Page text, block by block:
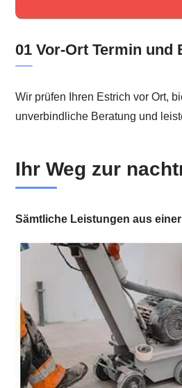
01 Vor-Ort Termin und
Wir prüfen Ihren Estrich vor Ort,
unverbindliche Beratung und
Ihr Weg zur
Sämtliche Leistungen aus einer